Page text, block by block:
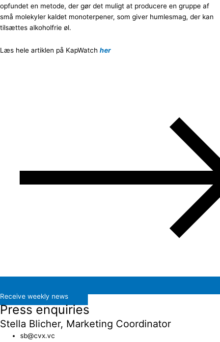
opfundet en metode, der gør det muligt at producere en gruppe af
små molekyler kaldet monoterpener, som giver humlesmag, der kan
tilsættes alkoholfrie øl.
Læs hele artiklen på KapWatch her
Receive weekly news
Press enquiries
Stella Blicher, Marketing Coordinator
sb@cvx.vc​